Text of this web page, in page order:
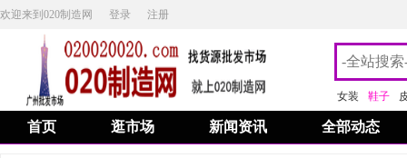
欢迎来到020制造网 登录 注册
女装 鞋子
首页 逛市场 新闻资讯 全部动态